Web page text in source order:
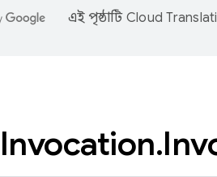
এই পৃষ্ঠাটি Cloud
Invocation.